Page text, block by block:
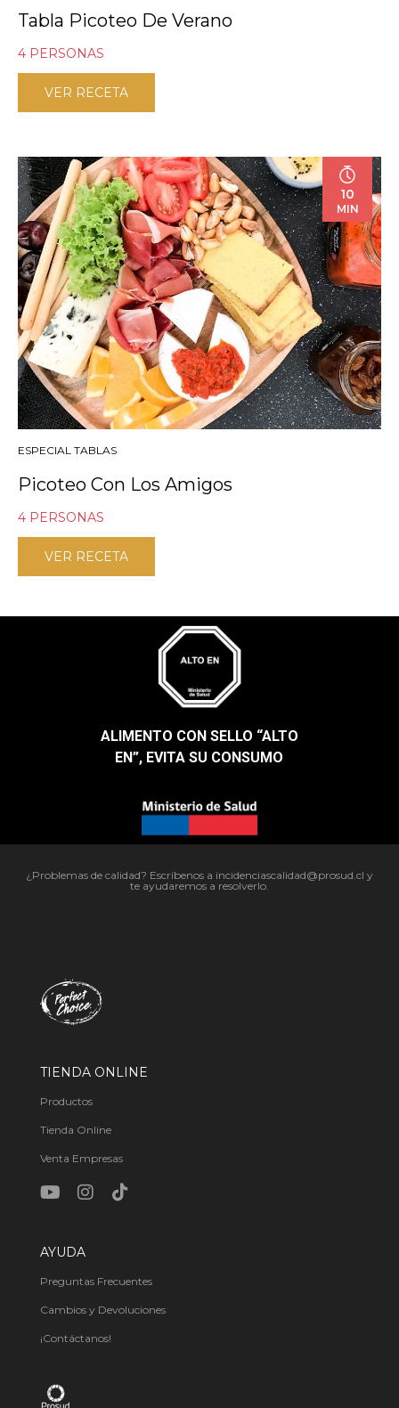
Tabla Picoteo De Verano
4 PERSONAS
VER RECETA
10
MIN
ESPECIAL TABLAS
Picoteo Con Los Amigos
4 PERSONAS
VER RECETA
ALIMENTO CON SELLO “ALTO
EN”, EVITA SU CONSUMO​
¿Problemas de calidad? Escríbenos a incidenciascalidad@prosud.cl y
te ayudaremos a resolverlo.
TIENDA ONLINE
Productos
Tienda Online
Venta Empresas
AYUDA
Preguntas Frecuentes
Cambios y Devoluciones
¡Contáctanos!